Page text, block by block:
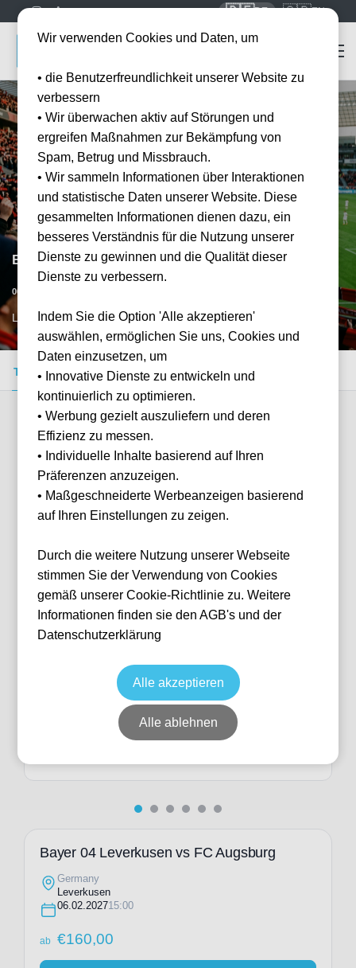
🇩🇪DE 🇬🇧EN
Bayer 04 Leverkusen vs FC Augsburg
06.02.2027
LEV, DE
Tickets kaufen Event-Info FAQ
Verfügbare Kategorien (6)
Event Box VIP North (Lindner Hotel)
15:00
10 verfügbar
Deutschland BayArena
Ticket(s) + Hotel
260,00
Bayer 04 Leverkusen vs FC Augsburg
Germany
Leverkusen
06.02.202715:00
ab €160,00
Wir verwenden Cookies und Daten, um
• die Benutzerfreundlichkeit unserer Website zu
verbessern
• Wir überwachen aktiv auf Störungen und
ergreifen Maßnahmen zur Bekämpfung von
Spam, Betrug und Missbrauch.
• Wir sammeln Informationen über Interaktionen
und statistische Daten unserer Website. Diese
gesammelten Informationen dienen dazu, ein
besseres Verständnis für die Nutzung unserer
Dienste zu gewinnen und die Qualität dieser
Dienste zu verbessern.
Indem Sie die Option 'Alle akzeptieren'
auswählen, ermöglichen Sie uns, Cookies und
Daten einzusetzen, um
• Innovative Dienste zu entwickeln und
kontinuierlich zu optimieren.
• Werbung gezielt auszuliefern und deren
Effizienz zu messen.
• Individuelle Inhalte basierend auf Ihren
Präferenzen anzuzeigen.
• Maßgeschneiderte Werbeanzeigen basierend
auf Ihren Einstellungen zu zeigen.
Durch die weitere Nutzung unserer Webseite
stimmen Sie der Verwendung von Cookies
gemäß unserer Cookie-Richtlinie zu. Weitere
Informationen finden sie den AGB's und der
Datenschutzerklärung
Alle akzeptieren
Alle ablehnen